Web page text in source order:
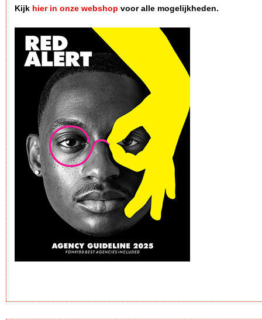
Kijk hier in onze webshop voor alle mogelijkheden.